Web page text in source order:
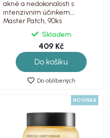
akné a nedokonalosti s
intenzivním účinkem,
Master Patch, 90ks
Skladem
409 Kč
Do košíku
Do oblíbených
NOVINKA